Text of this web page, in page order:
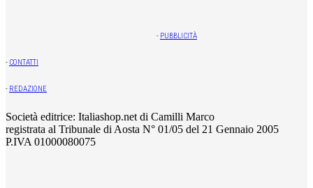
- PUBBLICITÀ
- CONTATTI
- REDAZIONE
Società editrice: Italiashop.net di Camilli Marco
registrata al Tribunale di Aosta N° 01/05 del 21 Gennaio 2005
P.IVA 01000080075